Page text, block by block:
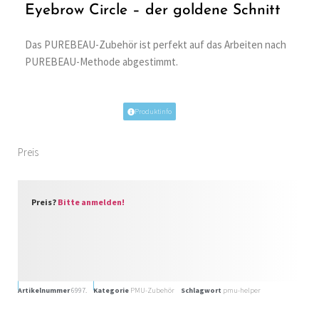
Eyebrow Circle – der goldene Schnitt
Das PUREBEAU-Zubehör ist perfekt auf das Arbeiten nach
PUREBEAU-Methode abgestimmt.
Produktinfo
Preis
Preis? Bitte anmelden!
Artikelnummer6997. Kategorie PMU-Zubehör Schlagwort pmu-helper